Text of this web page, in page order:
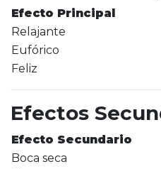
Efecto Principal
Relajante
Eufórico
Feliz
Efectos
Efecto Secundario
Boca seca